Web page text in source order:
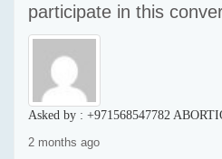
participate in this
Asked by : +971568547782
2 months ago